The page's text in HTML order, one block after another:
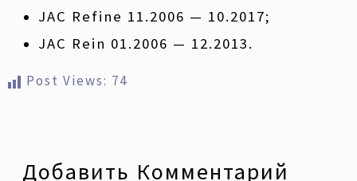
JAC Refine 11.2006 — 10.2017;
JAC Rein 01.2006 — 12.2013.
Post Views: 74
Добавить Комментарий